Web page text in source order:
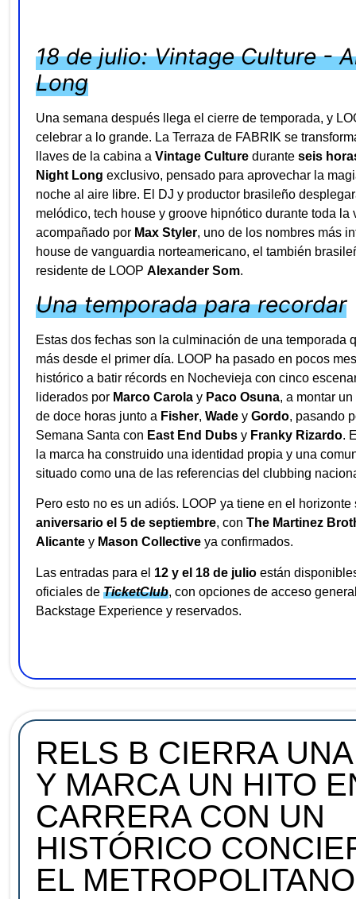
18 de julio: Vintage Culture -
Long
Una semana después llega el cierre de temporada, y
celebrar a lo grande. La Terraza de FABRIK se
llaves de la cabina a Vintage Culture durante seis
Night Long exclusivo, pensado para aprovechar la
noche al aire libre. El DJ y productor brasileño
melódico, tech house y groove hipnótico durante toda la
acompañado por Max Styler, uno de los nombres más
house de vanguardia norteamericano, el también
residente de LOOP Alexander Som.
Una temporada para recordar
Estas dos fechas son la culminación de una temporada
más desde el primer día. LOOP ha pasado en pocos
histórico a batir récords en Nochevieja con cinco
liderados por Marco Carola y Paco Osuna, a montar
de doce horas junto a Fisher, Wade y Gordo, pasando
Semana Santa con East End Dubs y Franky Rizardo.
la marca ha construido una identidad propia y una
situado como una de las referencias del clubbing
Pero esto no es un adiós. LOOP ya tiene en el
aniversario el 5 de septiembre, con The Martinez
Alicante y Mason Collective ya confirmados.
Las entradas para el 12 y el 18 de julio están
oficiales de TicketClub, con opciones de acceso
Backstage Experience y reservados.
RELS B CIERRA
Y MARCA UN HITO
CARRERA CON UN
HISTÓRICO
EL METROPOLITANO